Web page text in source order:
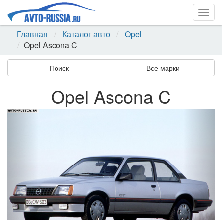
Главная
Каталог авто
Opel
Opel Ascona C
Поиск Все марки
Opel Ascona C
Назад